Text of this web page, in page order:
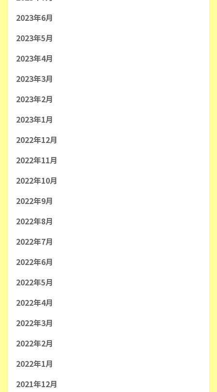
2023年6月
2023年5月
2023年4月
2023年3月
2023年2月
2023年1月
2022年12月
2022年11月
2022年10月
2022年9月
2022年8月
2022年7月
2022年6月
2022年5月
2022年4月
2022年3月
2022年2月
2022年1月
2021年12月